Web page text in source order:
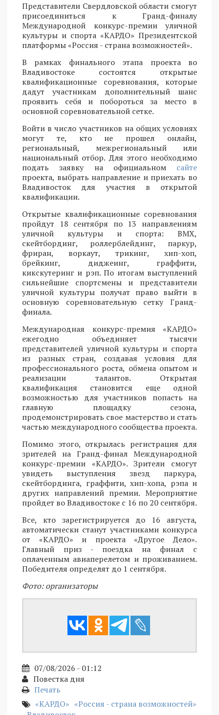
Представители Свердловской области смогут
присоединиться к Гранд-финалу
Международной конкурс-премии уличной
культуры и спорта «КАРДО» Президентской
платформы «Россия - страна возможностей».
В рамках финального этапа проекта во
Владивостоке состоятся открытые
квалификационные соревнования, которые
дадут участникам дополнительный шанс
проявить себя и побороться за место в
основной соревновательной сетке.
Войти в число участников на общих условиях
могут те, кто не прошел онлайн,
региональный, межрегиональный или
национальный отбор. Для этого необходимо
подать заявку на официальном сайте
проекта, выбрать направление и приехать во
Владивосток для участия в открытой
квалификации.
Открытые квалификационные соревнования
пройдут 18 сентября по 13 направлениям
уличной культуры и спорта: BMX,
скейтбординг, роллерблейдинг, паркур,
фриран, воркаут, трикинг, хип-хоп,
брейкинг, диджеинг, граффити,
кикскутеринг и рэп. По итогам выступлений
сильнейшие спортсмены и представители
уличной культуры получат право выйти в
основную соревновательную сетку Гранд-
финала.
Международная конкурс-премия «КАРДО»
ежегодно объединяет тысячи
представителей уличной культуры и спорта
из разных стран, создавая условия для
профессионального роста, обмена опытом и
реализации талантов. Открытая
квалификация становится еще одной
возможностью для участников попасть на
главную площадку сезона,
продемонстрировать свое мастерство и стать
частью международного сообщества проекта.
Помимо этого, открылась регистрация для
зрителей на Гранд-финал Международной
конкурс-премии «КАРДО». Зрители смогут
увидеть выступления звезд паркура,
скейтбординга, граффити, хип-хопа, рэпа и
других направлений премии. Мероприятие
пройдет во Владивостоке с 16 по 20 сентября.
Все, кто зарегистрируется до 16 августа,
автоматически станут участниками конкурса
от «КАРДО» и проекта «Другое Дело».
Главный приз - поездка на финал с
оплаченным авиаперелетом и проживанием.
Победителя определят до 1 сентября.
Фото: организаторы
07/08/2026 - 01:12
Повестка дня
Печать
«КАРДО» «Россия - страна возможностей»